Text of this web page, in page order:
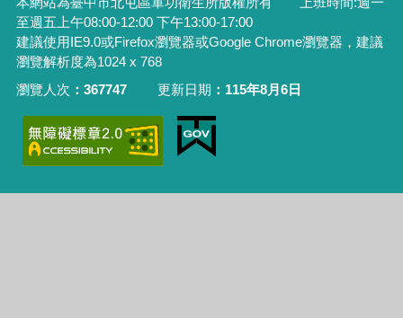
至週五上午08:00-12:00 下午13:00-17:00
建議使用IE9.0或Firefox瀏覽器或Google Chrome瀏覽器，建議
瀏覽解析度為1024 x 768
瀏覽人次
367747 更新日期 115年8月6日